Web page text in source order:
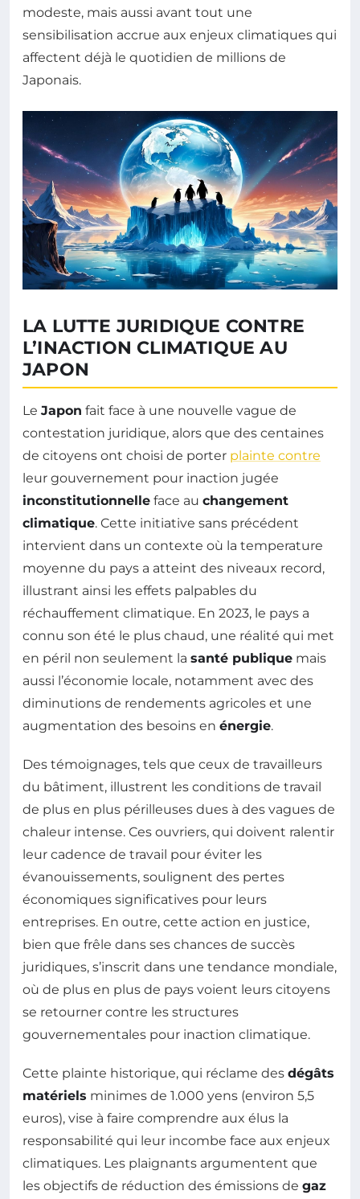
modeste, mais aussi avant tout une
sensibilisation accrue aux enjeux climatiques qui
affectent déjà le quotidien de millions de
Japonais.
LA LUTTE JURIDIQUE CONTRE
L’INACTION CLIMATIQUE AU
JAPON
Le Japon fait face à une nouvelle vague de
contestation juridique, alors que des centaines
de citoyens ont choisi de porter plainte contre
leur gouvernement pour inaction jugée
inconstitutionnelle face au changement
climatique. Cette initiative sans précédent
intervient dans un contexte où la temperature
moyenne du pays a atteint des niveaux record,
illustrant ainsi les effets palpables du
réchauffement climatique. En 2023, le pays a
connu son été le plus chaud, une réalité qui met
en péril non seulement la santé publique mais
aussi l’économie locale, notamment avec des
diminutions de rendements agricoles et une
augmentation des besoins en énergie.
Des témoignages, tels que ceux de travailleurs
du bâtiment, illustrent les conditions de travail
de plus en plus périlleuses dues à des vagues de
chaleur intense. Ces ouvriers, qui doivent ralentir
leur cadence de travail pour éviter les
évanouissements, soulignent des pertes
économiques significatives pour leurs
entreprises. En outre, cette action en justice,
bien que frêle dans ses chances de succès
juridiques, s’inscrit dans une tendance mondiale,
où de plus en plus de pays voient leurs citoyens
se retourner contre les structures
gouvernementales pour inaction climatique.
Cette plainte historique, qui réclame des dégâts
matériels minimes de 1.000 yens (environ 5,5
euros), vise à faire comprendre aux élus la
responsabilité qui leur incombe face aux enjeux
climatiques. Les plaignants argumentent que
les objectifs de réduction des émissions de gaz